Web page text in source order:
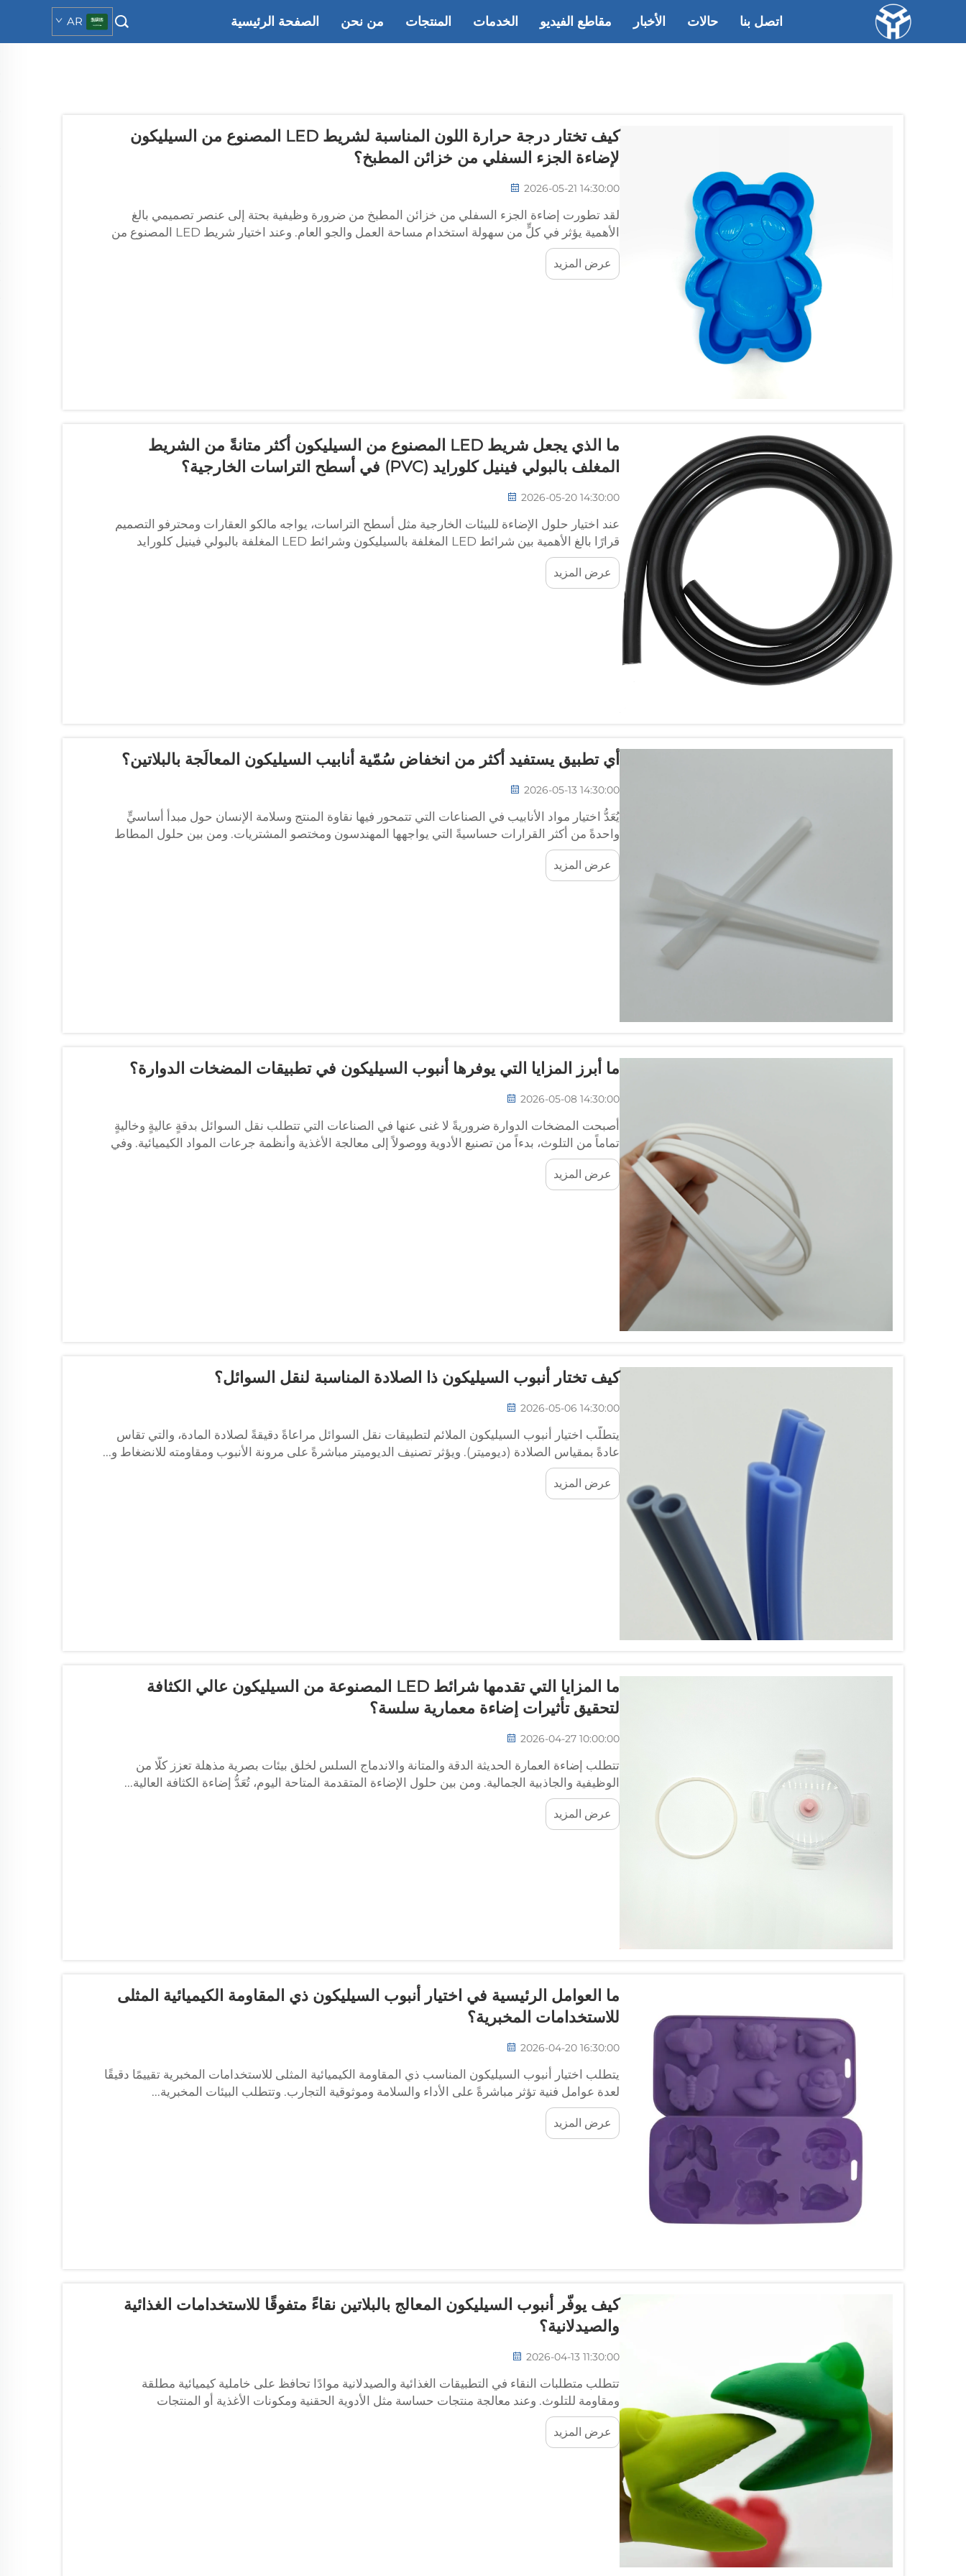
الصفحة الرئيسية من نحن المنتجات الخدمات مقاطع الفيديو الأخبار حالات اتصل بنا AR
كيف تختار درجة حرارة اللون المناسبة لشريط LED المصنوع من السيليكون
لإضاءة الجزء السفلي من خزائن المطبخ؟
2026-05-21 14:30:00
لقد تطورت إضاءة الجزء السفلي من خزائن المطبخ من ضرورة وظيفية بحتة إلى عنصر تصميمي بالغ
الأهمية يؤثر في كلٍّ من سهولة استخدام مساحة العمل والجو العام. وعند اختيار شريط LED المصنوع من
السيليكون المناسب لهذا الاستخدام، فإن درجة...
عرض المزيد
ما الذي يجعل شريط LED المصنوع من السيليكون أكثر متانةً من الشريط
المغلف بالبولي فينيل كلورايد (PVC) في أسطح التراسات الخارجية؟
2026-05-20 14:30:00
عند اختيار حلول الإضاءة للبيئات الخارجية مثل أسطح التراسات، يواجه مالكو العقارات ومحترفو التصميم
قرارًا بالغ الأهمية بين شرائط LED المغلفة بالسيليكون وشرائط LED المغلفة بالبولي فينيل كلورايد
(PVC). وتفرض ظروف التركيب الخارجي القاسية — ومنها التقلبات الشديدة في درجات الحرارة...
عرض المزيد
أي تطبيق يستفيد أكثر من انخفاض سُمّية أنابيب السيليكون المعالَجة بالبلاتين؟
2026-05-13 14:30:00
يُعَدُّ اختيار مواد الأنابيب في الصناعات التي تتمحور فيها نقاوة المنتج وسلامة الإنسان حول مبدأ أساسيٍّ
واحدةً من أكثر القرارات حساسيةً التي يواجهها المهندسون ومختصو المشتريات. ومن بين حلول المطاط
المتقدمة المتاحة اليوم، تبرز مادة البلاستيك المطاطي المصنوع من السيليكون...
عرض المزيد
ما أبرز المزايا التي يوفرها أنبوب السيليكون في تطبيقات المضخات الدوارة؟
2026-05-08 14:30:00
أصبحت المضخات الدوارة ضروريةً لا غنى عنها في الصناعات التي تتطلب نقل السوائل بدقةٍ عاليةٍ وخاليةٍ
تماماً من التلوث، بدءاً من تصنيع الأدوية ووصولاً إلى معالجة الأغذية وأنظمة جرعات المواد الكيميائية. وفي
قلب كل مضخة دوارةٍ تكمن مكوِّنٌ بالغ الأهمية...
عرض المزيد
كيف تختار أنبوب السيليكون ذا الصلادة المناسبة لنقل السوائل؟
2026-05-06 14:30:00
يتطلَّب اختيار أنبوب السيليكون الملائم لتطبيقات نقل السوائل مراعاةً دقيقةً لصلادة المادة، والتي تقاس
عادةً بمقياس الصلادة (ديوميتر). ويؤثر تصنيف الديوميتر مباشرةً على مرونة الأنبوب ومقاومته للانضغاط و...
عرض المزيد
ما المزايا التي تقدمها شرائط LED المصنوعة من السيليكون عالي الكثافة
لتحقيق تأثيرات إضاءة معمارية سلسة؟
2026-04-27 10:00:00
تتطلب إضاءة العمارة الحديثة الدقة والمتانة والاندماج السلس لخلق بيئات بصرية مذهلة تعزز كلًّا من
الوظيفية والجاذبية الجمالية. ومن بين حلول الإضاءة المتقدمة المتاحة اليوم، تُعَدُّ إضاءة الكثافة العالية...
عرض المزيد
ما العوامل الرئيسية في اختيار أنبوب السيليكون ذي المقاومة الكيميائية المثلى
للاستخدامات المخبرية؟
2026-04-20 16:30:00
يتطلب اختيار أنبوب السيليكون المناسب ذي المقاومة الكيميائية المثلى للاستخدامات المخبرية تقييمًا دقيقًا
لعدة عوامل فنية تؤثر مباشرةً على الأداء والسلامة وموثوقية التجارب. وتتطلب البيئات المخبرية...
عرض المزيد
كيف يوفّر أنبوب السيليكون المعالج بالبلاتين نقاءً متفوقًا للاستخدامات الغذائية
والصيدلانية؟
2026-04-13 11:30:00
تتطلب متطلبات النقاء في التطبيقات الغذائية والصيدلانية موادًا تحافظ على خاملية كيميائية مطلقة
ومقاومة للتلوث. وعند معالجة منتجات حساسة مثل الأدوية الحقنية ومكونات الأغذية أو المنتجات
التكنولوجية الحيوية...
عرض المزيد